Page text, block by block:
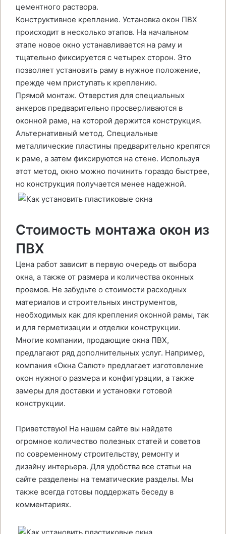
цементного раствора.
Конструктивное крепление. Установка окон ПВХ
происходит в несколько этапов. На начальном
этапе новое окно устанавливается на раму и
тщательно фиксируется с четырех сторон. Это
позволяет установить раму в нужное положение,
прежде чем приступать к креплению.
Прямой монтаж. Отверстия для специальных
анкеров предварительно просверливаются в
оконной раме, на которой держится конструкция.
Альтернативный метод. Специальные
металлические пластины предварительно крепятся
к раме, а затем фиксируются на стене. Используя
этот метод, окно можно починить гораздо быстрее,
но конструкция получается менее надежной.
Стоимость монтажа окон из
ПВХ
Цена работ зависит в первую очередь от выбора
окна, а также от размера и количества оконных
проемов. Не забудьте о стоимости расходных
материалов и строительных инструментов,
необходимых как для крепления оконной рамы, так
и для герметизации и отделки конструкции.
Многие компании, продающие окна ПВХ,
предлагают ряд дополнительных услуг. Например,
компания «Окна Салют» предлагает изготовление
окон нужного размера и конфигурации, а также
замеры для доставки и установки готовой
конструкции.
Приветствую! На нашем сайте вы найдете
огромное количество полезных статей и советов
по современному строительству, ремонту и
дизайну интерьера. Для удобства все статьи на
сайте разделены на тематические разделы. Мы
также всегда готовы поддержать беседу в
комментариях.